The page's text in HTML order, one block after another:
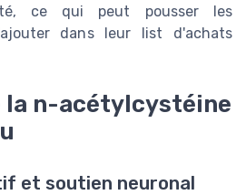
ce qui peut pousser les
dans leur list d'achats
la n-acétylcystéine
et soutien neuronal